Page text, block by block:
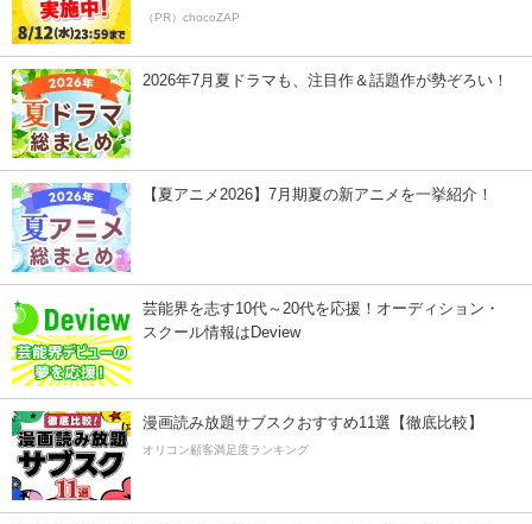
（PR）chocoZAP
2026年7月夏ドラマも、注目作＆話題作が勢ぞろい！
【夏アニメ2026】7月期夏の新アニメを一挙紹介！
芸能界を志す10代～20代を応援！オーディション・
スクール情報はDeview
漫画読み放題サブスクおすすめ11選【徹底比較】
オリコン顧客満足度ランキング